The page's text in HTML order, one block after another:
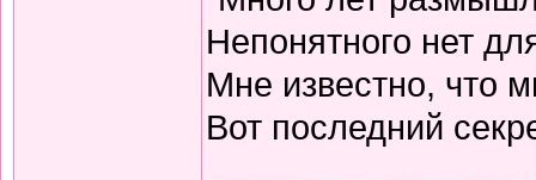
Непонятного нет
Мне известно, что
Вот последний